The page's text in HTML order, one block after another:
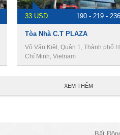
33 USD 190 - 219 -
Tòa Nhà C.T PLAZA
Võ Văn Kiệt, Quận 1, Thành phố
Chí Minh, Vietnam
XEM THÊM